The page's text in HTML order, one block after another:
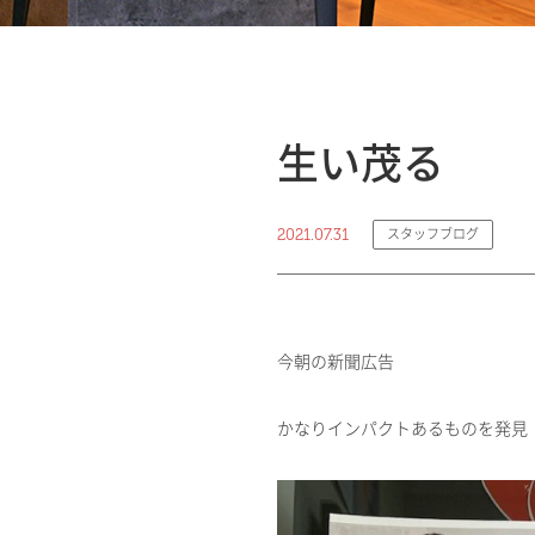
生い茂る
2021.07.31 スタッフブログ
今朝の新聞広告
かなりインパクトあるものを発見